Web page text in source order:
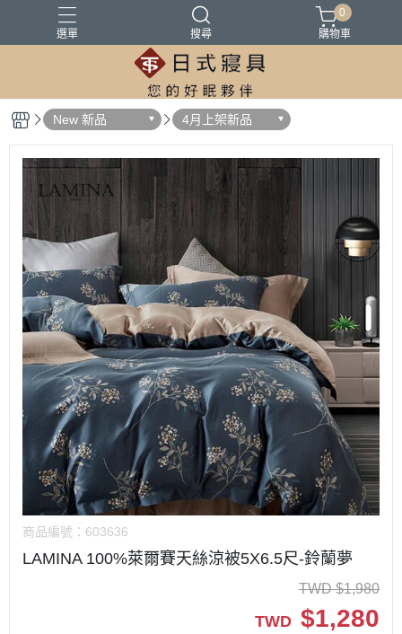
選單 搜尋
100%精梳棉 100%萊爾賽天絲 床墊 涼被
0
購物車
New 新品 4月上架新品
商品編號： 603636
LAMINA 100%萊爾賽天絲涼被5X6.5尺-鈴蘭夢
TWD $1,980
TWD $1,280